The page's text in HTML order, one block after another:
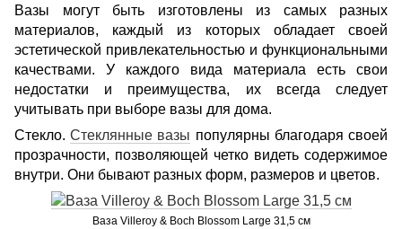
Вазы могут быть изготовлены из самых разных
материалов, каждый из которых обладает своей
эстетической привлекательностью и функциональными
качествами. У каждого вида материала есть свои
недостатки и преимущества, их всегда следует
учитывать при выборе вазы для дома.
Стекло.Стеклянные вазы популярны благодаря своей
прозрачности, позволяющей четко видеть содержимое
внутри. Они бывают разных форм, размеров и цветов.
Ваза Villeroy & Boch Blossom Large 31,5 см